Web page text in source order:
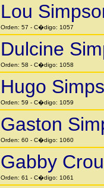
Lou
Orden: 57 - C�digo: 1057
Dulcine
Orden: 58 - C�digo: 1058
Hugo
Orden: 59 - C�digo: 1059
Gaston
Orden: 60 - C�digo: 1060
Gabby
Orden: 61 - C�digo: 1061